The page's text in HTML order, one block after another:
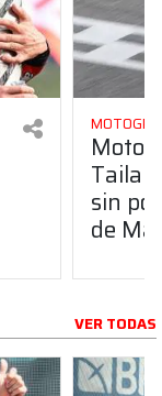
MOTOGP
sin
de
VER TODAS